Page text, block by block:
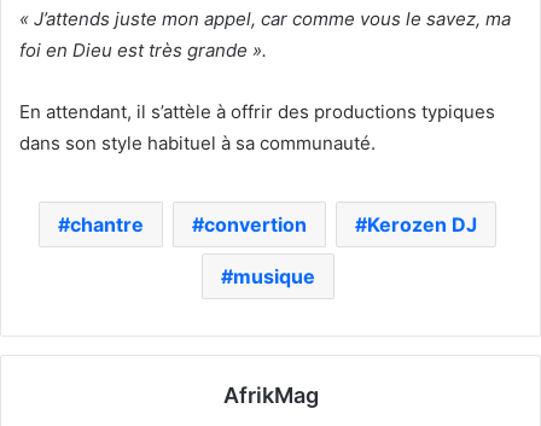
« J’attends juste mon appel, car comme vous le savez, ma
foi en Dieu est très grande ».
En attendant, il s’attèle à offrir des productions typiques
dans son style habituel à sa communauté.
chantre convertion Kerozen DJ
musique
AfrikMag